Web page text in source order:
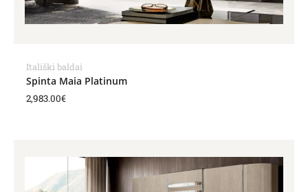
Itališki baldai
Spinta Maia Platinum
2,983.00€